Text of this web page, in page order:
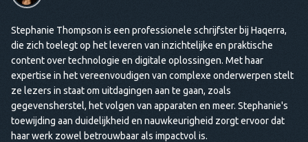
Stephanie Thompson is een professionele schrijfster bij Haqerra,
die zich toelegt op het leveren van inzichtelijke en praktische
content over technologie en digitale oplossingen. Met haar
expertise in het vereenvoudigen van complexe onderwerpen stelt
ze lezers in staat om uitdagingen aan te gaan, zoals
gegevensherstel, het volgen van apparaten en meer. Stephanie's
toewijding aan duidelijkheid en nauwkeurigheid zorgt ervoor dat
haar werk zowel betrouwbaar als impactvol is.